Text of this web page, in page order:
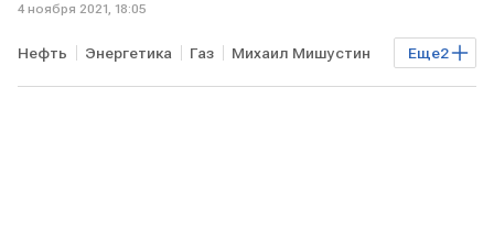
4 ноября 2021, 18:05
Еще2
Нефть Энергетика Газ Михаил Мишустин
РОССИЯ БЕЛОРУССИЯ